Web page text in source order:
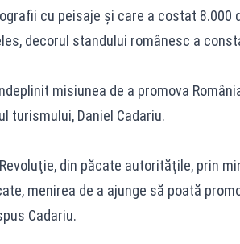
cu peisaje și care a costat 8.000
decorul standului românesc a
misiunea de a promova
turismului, Daniel Cadariu.
din păcate autorităţile, prin
menirea de a ajunge să poată
Cadariu.